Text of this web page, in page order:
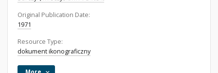
Original Publication Date:
1971
Resource Type:
dokument ikonograficzny